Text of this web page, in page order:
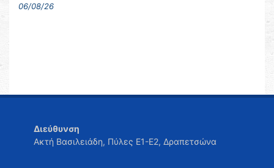
06/08/26
Διεύθυνση
Ακτή Βασιλειάδη, Πύλες Ε1-Ε2, Δραπετσώνα